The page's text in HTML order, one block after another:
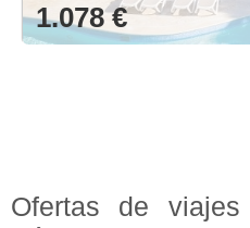
1.078 €
Ofertas de